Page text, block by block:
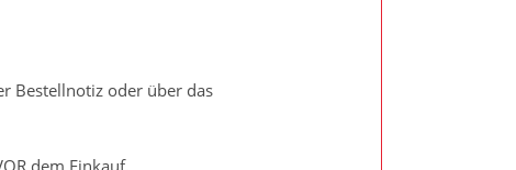
Bestellnotiz oder über das
dem Einkauf.